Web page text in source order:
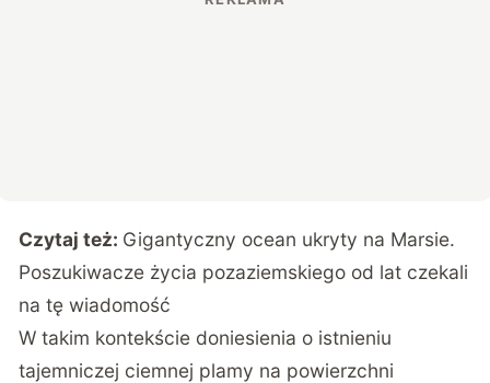
Czytaj też: Gigantyczny ocean ukryty na Marsie.
Poszukiwacze życia pozaziemskiego od lat czekali
na tę wiadomość
W takim kontekście doniesienia o istnieniu
tajemniczej ciemnej plamy na powierzchni